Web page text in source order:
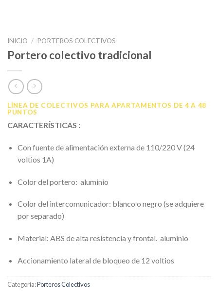
INICIO / PORTEROS COLECTIVOS
Portero colectivo tradicional
LÍNEA DE COLECTIVOS PARA APARTAMENTOS DE 4 A 48
PUNTOS
CARACTERÍSTICAS :
Con fuente de alimentación externa de 110/220 V (24
voltios 1A)
Color del portero: aluminio
Color del intercomunicador: blanco o negro (se adquiere
por separado)
Material: ABS de alta resistencia y frontal. aluminio
Accionamiento lateral de bloqueo de 12 voltios
Categoría:Porteros Colectivos